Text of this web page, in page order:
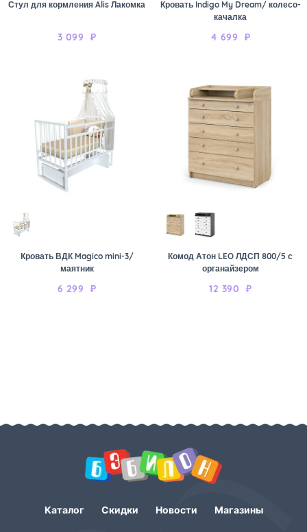
Стул для кормления Alis Лакомка
3 099 ₽
Кровать Indigo My Dream/ колесо-
качалка
4 699 ₽
Кровать ВДК Magico mini-3/
маятник
6 299 ₽
Комод Атон LEO ЛДСП 800/5 с
органайзером
12 390 ₽
Каталог Скидки Новости Магазины